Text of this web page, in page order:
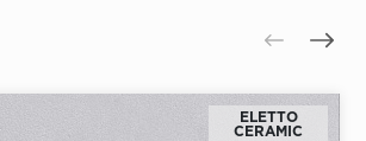
ELETTO
CERAMIC